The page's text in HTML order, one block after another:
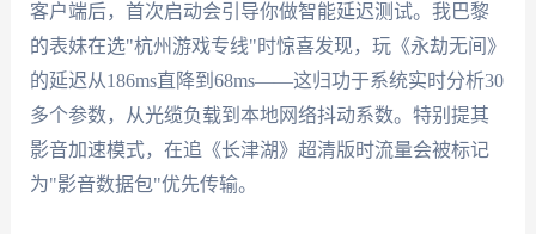
客户端后，首次启动会引导你做智能延迟测试。我巴黎
的表妹在选"杭州游戏专线"时惊喜发现，玩《永劫无间》
的延迟从186ms直降到68ms——这归功于系统实时分析30
多个参数，从光缆负载到本地网络抖动系数。特别提其
影音加速模式，在追《长津湖》超清版时流量会被标记
为"影音数据包"优先传输。